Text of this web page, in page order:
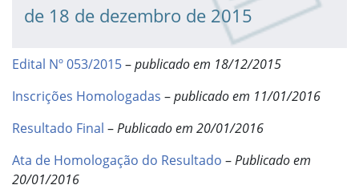
de 18 de dezembro de 2015
Edital Nº 053/2015–publicado em 18/12/2015
Inscrições Homologadas –publicado em 11/01/2016
Resultado Final –Publicado em 20/01/2016
Ata de Homologação do Resultado –Publicado em
20/01/2016